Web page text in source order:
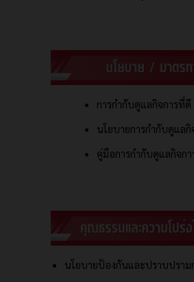
การกำกับดูแลกิจการที่ดี
นโยบายการกำกับดูแลกิ
คู่มือการกำกับดูแลกิจก
นโยบายป้องกันและปราบปราม